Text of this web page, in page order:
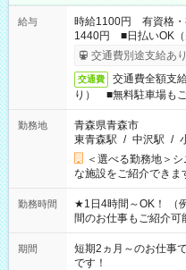
給与
時給1100円 有資格
1440円 ■日払いOK
交通費別途支給あり
交通費
交通費全額支
り） ■無料駐車場も
勤務地
青森県青森市
東青森駅 / 中沢駅 /
＜選べる勤務地＞
な施設をご紹介できま
勤務時間
★1日4時間～OK！ （
間のお仕事もご紹介
家庭の都合でお休みが
※週最低15時間以上の
期間
短期2ヵ月～のお仕事
です！